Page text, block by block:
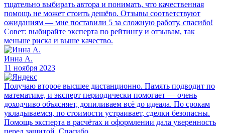
тщательно выбирать автора и понимать, что качественная
помощь не может стоить дешёво. Отзывы соответствуют
ожиданиям — мне поставили 5 за сложную работу, спасибо!
Совет: выбирайте эксперта по рейтингу и отзывам, так
меньше риска и выше качество.
Инна А.
11 ноября 2023
Получаю второе высшее дистанционно. Память подводит по
математике, и эксперт периодически помогает — очень
доходчиво объясняет, допиливаем всё до идеала. По срокам
укладываемся, по стоимости устраивает, сделки безопасны.
Помощь эксперта в расчётах и оформлении дала уверенность
перед защитой. Спасибо